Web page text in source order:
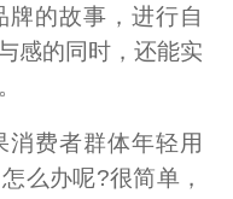
的故事，进行自
感的同时，还能实
费者群体年轻用
么办呢?很简单，